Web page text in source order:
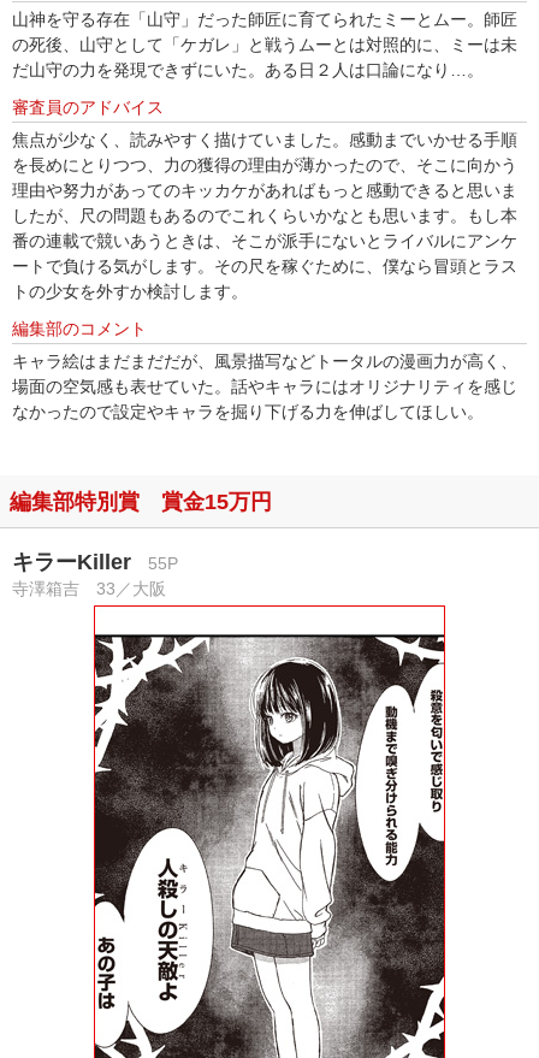
山神を守る存在「山守」だった師匠に育てられたミーとムー。師匠
の死後、山守として「ケガレ」と戦うムーとは対照的に、ミーは未
だ山守の力を発現できずにいた。ある日２人は口論になり…。
審査員のアドバイス
焦点が少なく、読みやすく描けていました。感動までいかせる手順
を長めにとりつつ、力の獲得の理由が薄かったので、そこに向かう
理由や努力があってのキッカケがあればもっと感動できると思いま
したが、尺の問題もあるのでこれくらいかなとも思います。もし本
番の連載で競いあうときは、そこが派手にないとライバルにアンケ
ートで負ける気がします。その尺を稼ぐために、僕なら冒頭とラス
トの少女を外すか検討します。
編集部のコメント
キャラ絵はまだまだだが、風景描写などトータルの漫画力が高く、
場面の空気感も表せていた。話やキャラにはオリジナリティを感じ
なかったので設定やキャラを掘り下げる力を伸ばしてほしい。
編集部特別賞 賞金15万円
キラーKiller 55P
寺澤箱吉 33／大阪